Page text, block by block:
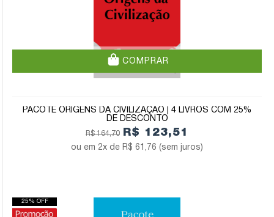
COMPRAR
PACOTE ORIGENS DA CIVILIZAÇÃO | 4 LIVROS COM 25%
DE DESCONTO
R$ 164,70 R$ 123,51
2x de R$ 61,76 (sem juros)
25% OFF